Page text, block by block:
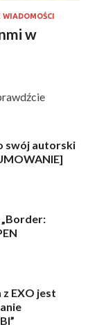
w
swój autorski
EXO jest